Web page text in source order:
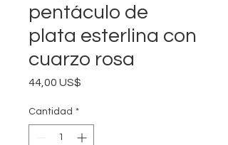
pentáculo de
plata esterlina con
cuarzo rosa
44,00 US$
Cantidad *